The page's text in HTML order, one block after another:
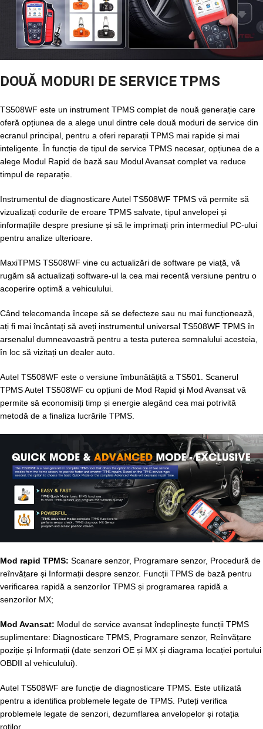
DOUĂ MODURI DE SERVICE TPMS
TS508WF este un instrument TPMS complet de nouă generație care
oferă opțiunea de a alege unul dintre cele două moduri de service din
ecranul principal, pentru a oferi reparații TPMS mai rapide și mai
inteligente. În funcție de tipul de service TPMS necesar, opțiunea de a
alege Modul Rapid de bază sau Modul Avansat complet va reduce
timpul de reparație.
Instrumentul de diagnosticare Autel TS508WF TPMS vă permite să
vizualizați codurile de eroare TPMS salvate, tipul anvelopei și
informațiile despre presiune și să le imprimați prin intermediul PC-ului
pentru analize ulterioare.
MaxiTPMS TS508WF vine cu actualizări de software pe viață, vă
rugăm să actualizați software-ul la cea mai recentă versiune pentru o
acoperire optimă a vehiculului.
Când telecomanda începe să se defecteze sau nu mai funcționează,
ați fi mai încântați să aveți instrumentul universal TS508WF TPMS în
arsenalul dumneavoastră pentru a testa puterea semnalului acesteia,
în loc să vizitați un dealer auto.
Autel TS508WF este o versiune îmbunătățită a TS501. Scanerul
TPMS Autel TS508WF cu opțiuni de Mod Rapid și Mod Avansat vă
permite să economisiți timp și energie alegând cea mai potrivită
metodă de a finaliza lucrările TPMS.
Mod rapid TPMS: Scanare senzor, Programare senzor, Procedură de
reînvățare și Informații despre senzor. Funcții TPMS de bază pentru
verificarea rapidă a senzorilor TPMS și programarea rapidă a
senzorilor MX;
Mod Avansat: Modul de service avansat îndeplinește funcții TPMS
suplimentare: Diagnosticare TPMS, Programare senzor, Reînvățare
poziție și Informații (date senzori OE și MX și diagrama locației portului
OBDII al vehiculului).
Autel TS508WF are funcție de diagnosticare TPMS. Este utilizată
pentru a identifica problemele legate de TPMS. Puteți verifica
problemele legate de senzori, dezumflarea anvelopelor și rotația
roților.